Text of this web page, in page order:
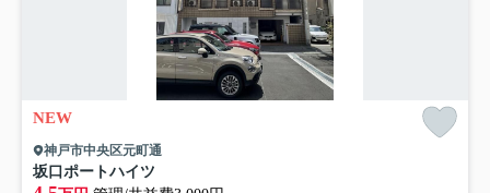
NEW
神戸市中央区元町通
坂口ポートハイツ